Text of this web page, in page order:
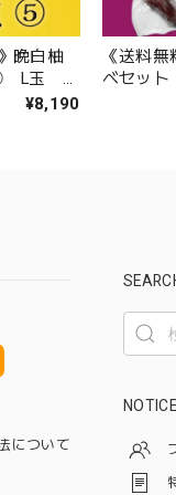
晩白柚
⑤ L玉 2
¥8,190
《送料
べセット
（小さ
について
NOTICE